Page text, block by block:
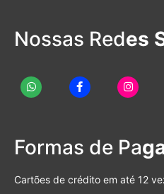
Nossas Redes
Formas de Pa
Cartões de crédito em até 12